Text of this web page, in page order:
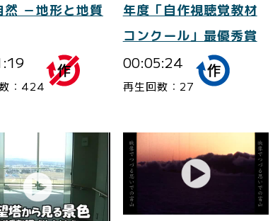
然 －地形と地質
：424
年度「自作視聴覚教材
コンクール」最優秀賞
00:05:24
再生回数：27